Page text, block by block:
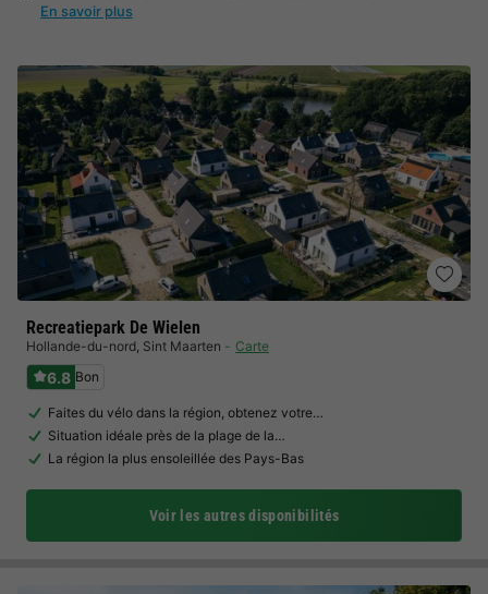
En savoir plus
Recreatiepark De Wielen
Hollande-du-nord, Sint Maarten Carte
6.8 Bon
Faites du vélo dans la région, obtenez votre…
Situation idéale près de la plage de la…
La région la plus ensoleillée des Pays-Bas
Voir les autres disponibilités